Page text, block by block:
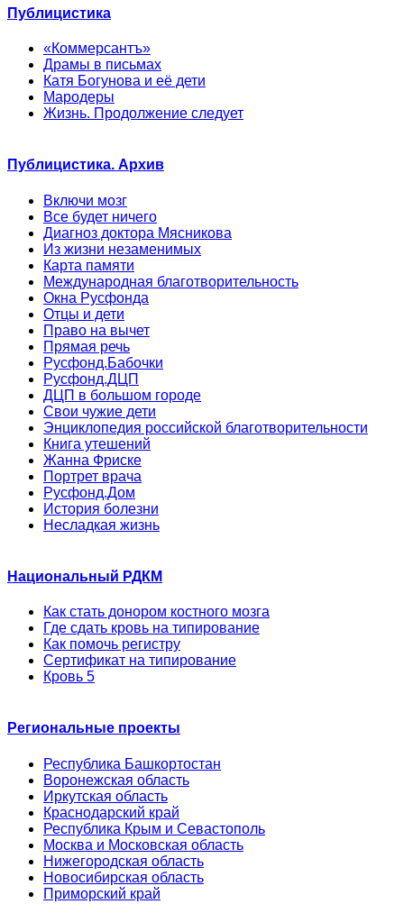
Публицистика
«Коммерсантъ»
Драмы в письмах
Катя Богунова и её дети
Мародеры
Жизнь. Продолжение следует
Публицистика. Архив
Включи мозг
Все будет ничего
Диагноз доктора Мясникова
Из жизни незаменимых
Карта памяти
Международная благотворительность
Окна Русфонда
Отцы и дети
Право на вычет
Прямая речь
Русфонд.Бабочки
Русфонд.ДЦП
ДЦП в большом городе
Свои чужие дети
Энциклопедия российской благотворительности
Книга утешений
Жанна Фриске
Портрет врача
Русфонд.Дом
История болезни
Несладкая жизнь
Национальный РДКМ
Как стать донором костного мозга
Где сдать кровь на типирование
Как помочь регистру
Сертификат на типирование
Кровь 5
Региональные проекты
Республика Башкортостан
Воронежская область
Иркутская область
Краснодарский край
Республика Крым и Севастополь
Москва и Московская область
Нижегородская область
Новосибирская область
Приморский край